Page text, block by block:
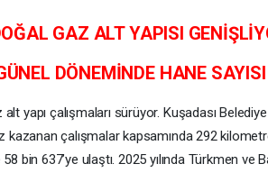
GAZ ALT YAPISI
DÖNEMİNDE HANE
yapı çalışmaları sürüyor. Kuşadası
kazanan çalışmalar kapsamında 292
bin 637’ye ulaştı. 2025 yılında Türkmen